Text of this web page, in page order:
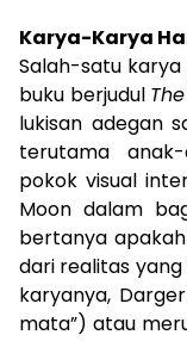
Karya-Karya
Salah-satu
buku berjudul
lukisan adegan
terutama
pokok visual
Moon dalam
bertanya
dari realitas
karyanya,
mata”) atau